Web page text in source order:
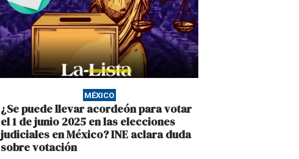
MÉXICO
¿Se puede llevar acordeón para votar
el 1 de junio 2025 en las elecciones
judiciales en México? INE aclara duda
sobre votación